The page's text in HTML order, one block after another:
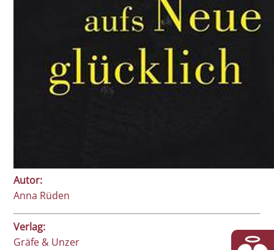
Autor:
Anna Rüden
Verlag:
Gräfe & Unzer